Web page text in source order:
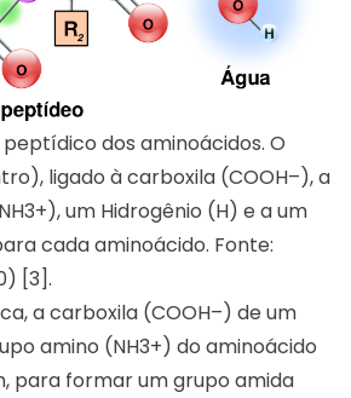
peptídico dos aminoácidos. O
ligado à carboxila (COOH–), a
um Hidrogênio (H) e a um
cada aminoácido. Fonte:
[3].
a carboxila (COOH–) de um
amino (NH3+) do aminoácido
para formar um grupo amida